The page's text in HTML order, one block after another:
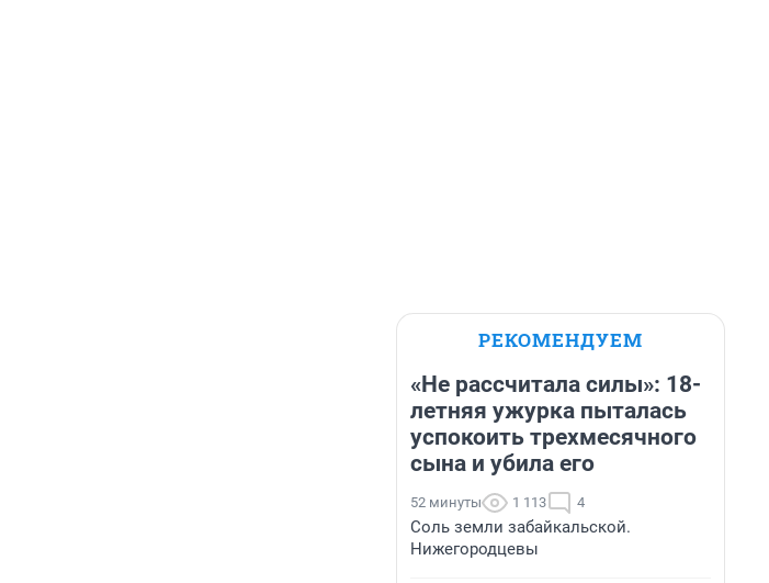
РЕКОМЕНДУЕМ
«Не рассчитала силы»: 18-
летняя ужурка пыталась
успокоить трехмесячного
сына и убила его
52 минуты 1 113 4
Соль земли забайкальской.
Нижегородцевы